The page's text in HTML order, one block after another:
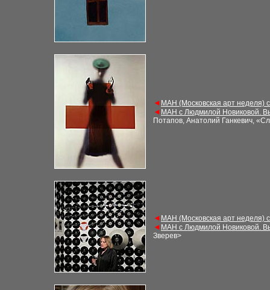
◄ МАН (Московская арт неделя)
◄ МАН с Людмилой Новиковой.
Потапов, Анатолий Ганкевич,
◄ МАН (Московская арт неделя)
◄ МАН с Людмилой Новиковой.
Зверев>